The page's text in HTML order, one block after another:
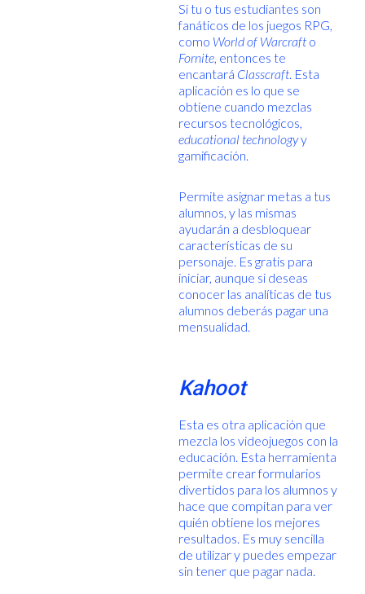
Si tu o tus estudiantes son
fanáticos de los juegos RPG,
como World of Warcrafto
Fornite, entonces te
encantará Classcraft. Esta
aplicación es lo que se
obtiene cuando mezclas
recursos tecnológicos,
educational technologyy
gamificación.
Permite asignar metas a tus
alumnos, y las mismas
ayudarán a desbloquear
características de su
personaje. Es gratis para
iniciar, aunque si deseas
conocer las analíticas de tus
alumnos deberás pagar una
mensualidad.
Kahoot
Esta es otra aplicación que
mezcla los videojuegos con la
educación. Esta herramienta
permite crear formularios
divertidos para los alumnos y
hace que compitan para ver
quién obtiene los mejores
resultados. Es muy sencilla
de utilizar y puedes empezar
sin tener que pagar nada.